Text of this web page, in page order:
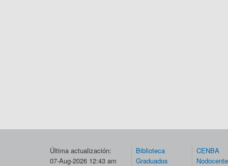
Última actualización:
07-Aug-2026 12:43 am
Biblioteca
Graduados
CENBA